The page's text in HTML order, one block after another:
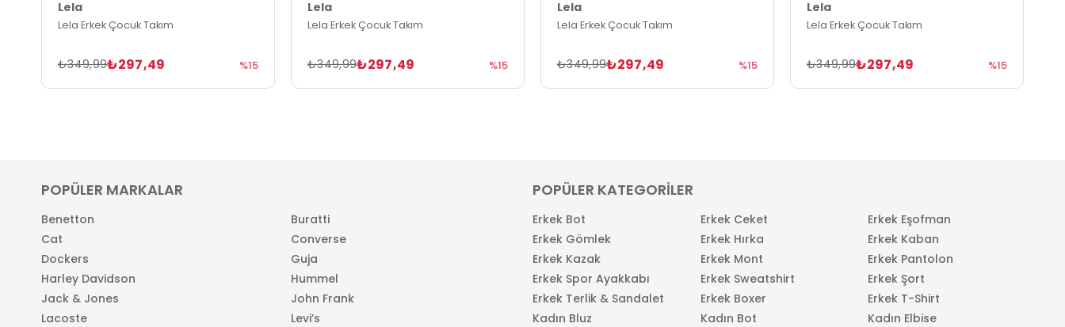
Lela
Lela Erkek Çocuk Takım
₺297,49
₺349,99 %15
Lela
Lela Erkek Çocuk Takım
₺297,49
₺349,99 %15
Lela
Lela Erkek Çocuk Takım
₺297,49
₺349,99 %15
Lela
Lela Erkek Çocuk Takım
₺297,49
₺349,99 %15
POPÜLER MARKALAR
Benetton
Buratti
Cat
Converse
Dockers
Guja
Harley Davidson
Hummel
Jack & Jones
John Frank
Lacoste
Levi’s
POPÜLER KATEGORİLER
Erkek Bot Erkek Ceket
Erkek Eşofman
Erkek Gömlek
Erkek Hırka
Erkek Kaban
Erkek Kazak
Erkek Mont
Erkek Pantolon
Erkek Spor Ayakkabı
Erkek Sweatshirt
Erkek Şort
Erkek Terlik & Sandalet
Erkek Boxer
Erkek T-Shirt
Kadın Bluz
Kadın Bot
Kadın Elbise